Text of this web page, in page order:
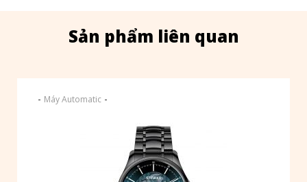
Sản phẩm liên quan
- Máy Automatic -